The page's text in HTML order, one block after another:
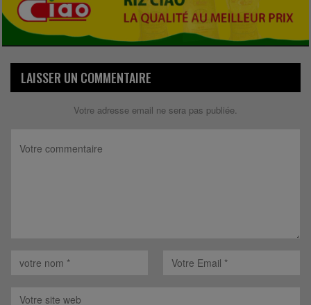
LAISSER UN COMMENTAIRE
Votre adresse email ne sera pas publiée.